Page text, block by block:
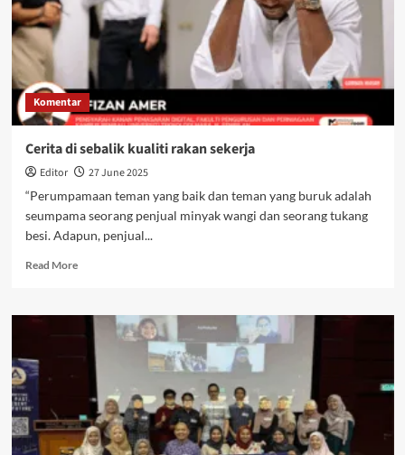
Komentar
Cerita di sebalik kualiti rakan sekerja
Editor
27 June 2025
“Perumpamaan teman yang baik dan teman yang buruk adalah
seumpama seorang penjual minyak wangi dan seorang tukang
besi. Adapun, penjual...
Read More